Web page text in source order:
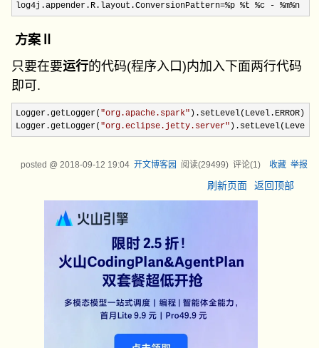
log4j.appender.R.layout.ConversionPattern=%p %t %c - %m%n
方案Ⅱ
只要在要运行的代码(程序入口)内加入下面两行代码
即可.
Logger.getLogger( "org.apache.spark" ).setLevel(Level.ERROR)
Logger.getLogger( "org.eclipse.jetty.server"
posted @ 2018-09-12 19:04 开文博客园 阅读(29499) 评论(1) 收藏 举报
刷新页面 返回顶部